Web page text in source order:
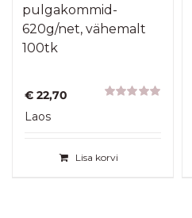
pulgakommid-
620g/net, vähemalt
100tk
€ 22,70
Laos
Lisa korvi